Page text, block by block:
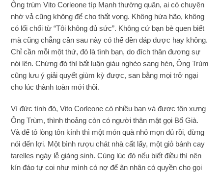
Ông trùm Vito Corleone típ Mạnh thường quân, ai có chuyện
nhờ vả cũng không để cho thất vọng. Không hứa hão, không
có lối chối từ “Tôi không đủ sức”. Không cứ bạn bè quen biết
mà cũng chẳng cần sau này có thể đền đáp được hay không.
Chỉ cần mỗi một thứ, đó là tình bạn, do đích thân đương sự
nói lên. Chừng đó thì bất luận giàu nghèo sang hèn, Ông Trùm
cũng lưu ý giải quyết giùm kỳ được, san bằng mọi trở ngại
cho lúc thành toàn mới thôi.
Vì đức tính đó, Vito Corleone có nhiều bạn và được tôn xưng
Ông Trùm, thình thoảng còn có người thân mật gọi Bố Già.
Và để tỏ lòng tôn kính thì một món quà nhỏ mọn đủ rồi, đừng
nói đến lợi. Một bình rượu chát nhà cất lấy, một giỏ bánh cay
tarelles ngày lễ giáng sinh. Cùng lúc đó nếu biết điều thì nên
kín đáo tự coi như mình có nợ để ân nhân có quyền cho gọi